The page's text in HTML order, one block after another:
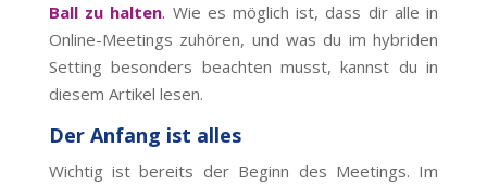
Ball zu halten. Wie es möglich ist, dass dir alle in
Online-Meetings zuhören, und was du im hybriden
Setting besonders beachten musst, kannst du in
diesem Artikel lesen.
Der Anfang ist alles
Wichtig ist bereits der Beginn des Meetings. Im